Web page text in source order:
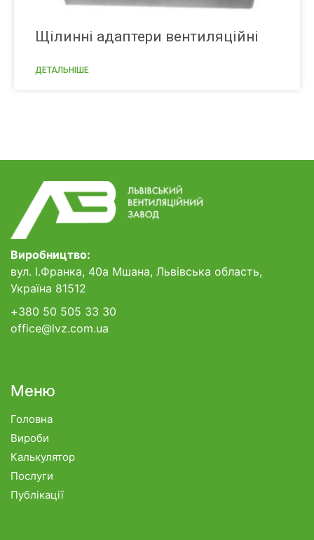
Щілинні адаптери вентиляційні
ДЕТАЛЬНІШЕ
Виробництво:
вул. І.Франка, 40а Мшана, Львівська область,
Україна 81512
+380 50 505 33 30
office@lvz.com.ua
Меню
Головна
Вироби
Калькулятор
Послуги
Публікації